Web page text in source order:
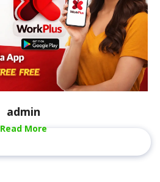
admin
Read More